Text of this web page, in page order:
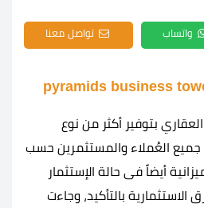
واتساب تواصل معنا
بتوفير أكثر من نوع
العُملاء والمستثمرين حسب
أيضاً فى حالة الإستثمار
بالتأكيد، وجاءت